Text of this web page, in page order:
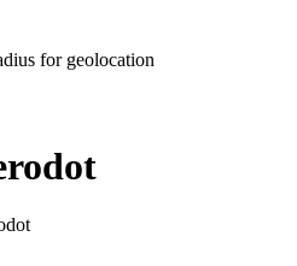
for geolocation